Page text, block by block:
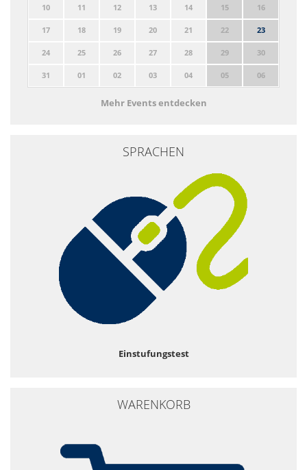
10 11 12 13 14 15 16
17 18 19 20 21 22 23
24 25 26 27 28 29 30
31 01 02 03 04 05 06
Mehr Events entdecken
SPRACHEN
Einstufungstest
WARENKORB